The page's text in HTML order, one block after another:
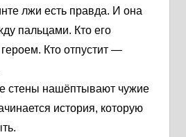
лжи есть правда. И она
пальцами. Кто его
Кто отпустит —
стены нашёптывают чужие
история, которую